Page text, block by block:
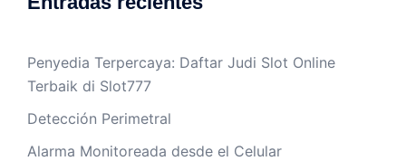
Penyedia Terpercaya: Daftar Judi Slot Online
Terbaik di Slot777
Detección Perimetral
Alarma Monitoreada desde el Celular